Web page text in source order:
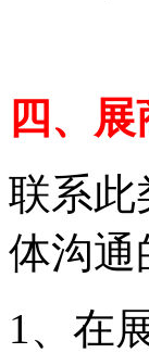
四、
联系此
体沟通
1、在